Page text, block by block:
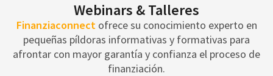
Webinars & Talleres
Finanziaconnectofrece su conocimiento experto en
pequeñas píldoras informativas y formativas para
afrontar con mayor garantía y confianza el proceso de
finanziación.